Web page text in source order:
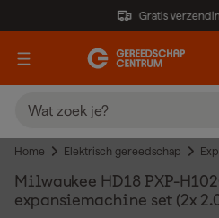
Gratis
Home Elektrisch gereedschap
Milwaukee HD18 PXP-
expansiemachine set (2x